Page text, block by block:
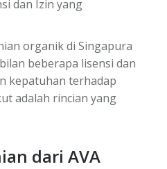
organik di Singapura
beberapa lisensi dan
kepatuhan terhadap
adalah rincian yang
dari AVA